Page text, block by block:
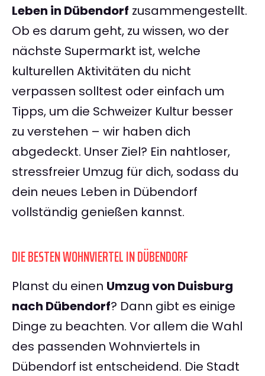
Leben in Dübendorf zusammengestellt.
Ob es darum geht, zu wissen, wo der
nächste Supermarkt ist, welche
kulturellen Aktivitäten du nicht
verpassen solltest oder einfach um
Tipps, um die Schweizer Kultur besser
zu verstehen – wir haben dich
abgedeckt. Unser Ziel? Ein nahtloser,
stressfreier Umzug für dich, sodass du
dein neues Leben in Dübendorf
vollständig genießen kannst.
DIE BESTEN WOHNVIERTEL IN DÜBENDORF
Planst du einen Umzug von Duisburg
nach Dübendorf? Dann gibt es einige
Dinge zu beachten. Vor allem die Wahl
des passenden Wohnviertels in
Dübendorf ist entscheidend. Die Stadt